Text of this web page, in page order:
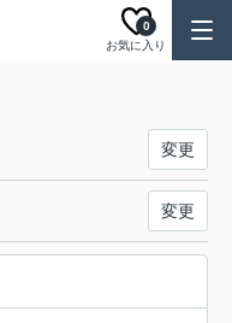
お気に入り
0
変更
変更